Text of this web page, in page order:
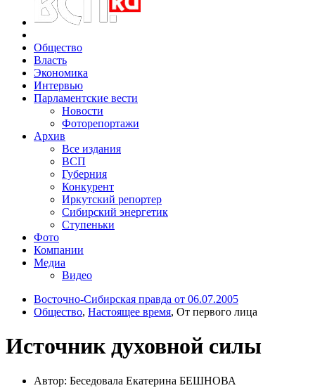
Общество
Власть
Экономика
Интервью
Парламентские вести
Новости
Фоторепортажи
Архив
Все издания
ВСП
Губерния
Конкурент
Иркутский репортер
Сибирский энергетик
Ступеньки
Фото
Компании
Медиа
Видео
Восточно-Сибирская правда от 06.07.2005
Общество, Настоящее время, От первого лица
Источник духовной силы
Автор: Беседовала Екатерина БЕШНОВА